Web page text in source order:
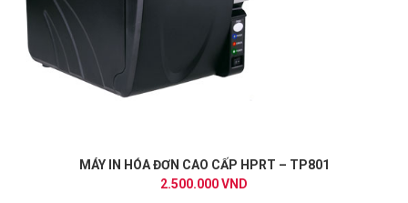
MÁY IN HÓA ĐƠN CAO CẤP HPRT – TP801
2.500.000 VND